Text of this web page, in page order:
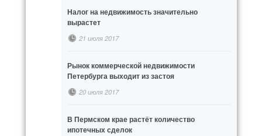
Налог на недвижимость значительно
вырастет
21 июля 2017
Рынок коммерческой недвижимости
Петербурга выходит из застоя
20 июля 2017
В Пермском крае растёт количество
ипотечных сделок